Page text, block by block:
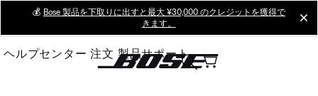
Main
💰 Bose 製品を下取りに出すと最大 ¥30,000 のクレジットを獲得で
きます。
ヘルプセンター 注文 製品サポート